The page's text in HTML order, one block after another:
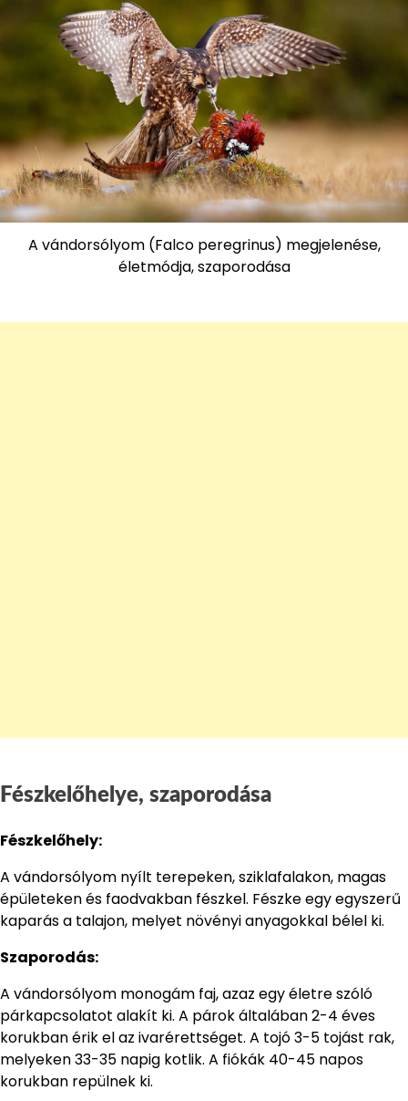
A vándorsólyom (Falco peregrinus) megjelenése,
életmódja, szaporodása
Fészkelőhelye, szaporodása
Fészkelőhely:
A vándorsólyom nyílt terepeken, sziklafalakon, magas
épületeken és faodvakban fészkel. Fészke egy egyszerű
kaparás a talajon, melyet növényi anyagokkal bélel ki.
Szaporodás:
A vándorsólyom monogám faj, azaz egy életre szóló
párkapcsolatot alakít ki. A párok általában 2-4 éves
korukban érik el az ivarérettséget. A tojó 3-5 tojást rak,
melyeken 33-35 napig kotlik. A fiókák 40-45 napos
korukban repülnek ki.